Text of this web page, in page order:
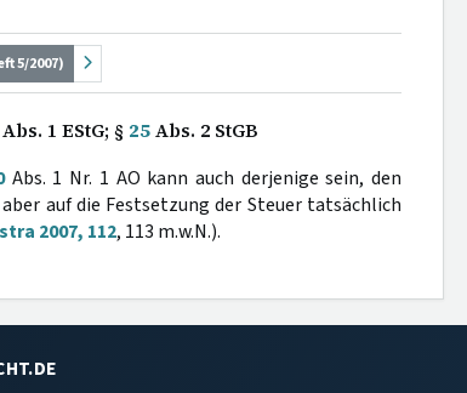
5/2007)
1 EStG; § 25Abs. 2 StGB
Abs. 1 Nr. 1 AO kann auch derjenige sein, den
auf die Festsetzung der Steuer tatsächlich
2007, 112, 113 m.w.N.).